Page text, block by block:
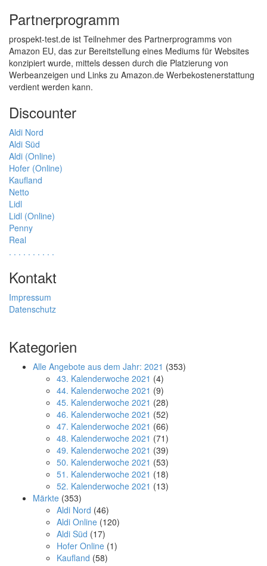
Partnerprogramm
prospekt-test.de ist Teilnehmer des Partnerprogramms von
Amazon EU, das zur Bereitstellung eines Mediums für Websites
konzipiert wurde, mittels dessen durch die Platzierung von
Werbeanzeigen und Links zu Amazon.de Werbekostenerstattung
verdient werden kann.
Discounter
Aldi Nord
Aldi Süd
Aldi (Online)
Hofer (Online)
Kaufland
Netto
Lidl
Lidl (Online)
Penny
Real
. . . . . . . . . .
Kontakt
Impressum
Datenschutz
Kategorien
Alle Angebote aus dem Jahr: 2021 (353)
43. Kalenderwoche 2021 (4)
44. Kalenderwoche 2021 (9)
45. Kalenderwoche 2021 (28)
46. Kalenderwoche 2021 (52)
47. Kalenderwoche 2021 (66)
48. Kalenderwoche 2021 (71)
49. Kalenderwoche 2021 (39)
50. Kalenderwoche 2021 (53)
51. Kalenderwoche 2021 (18)
52. Kalenderwoche 2021 (13)
Märkte (353)
Aldi Nord (46)
Aldi Online (120)
Aldi Süd (17)
Hofer Online (1)
Kaufland (58)